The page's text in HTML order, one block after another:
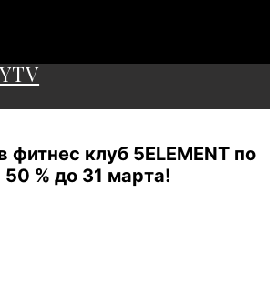
клуб 5ELEMENT по
% до 31 марта!